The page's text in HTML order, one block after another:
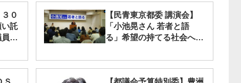
０
い託
が
【民青東京都委 講演会】
「小池晃さん 若者と語
る」希望の持てる社会へ